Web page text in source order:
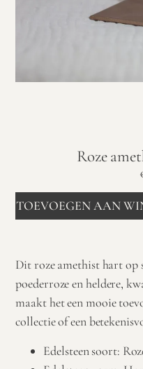
Roze
TOEVOEGEN AAN
Dit roze amethist hart op
poederroze en heldere,
maakt het een mooie
collectie of een
Edelsteen soort: